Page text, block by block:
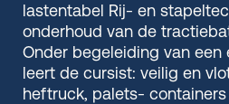
lastentabel Rij- en
onderhoud van de
Onder begeleiding van een
leert de cursist: veilig en
heftruck, palets-